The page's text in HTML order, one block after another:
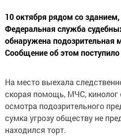
10 октября рядом со
Федеральная служба
обнаружена подозрительная
Сообщение об этом
На место выехала
скорая помощь, МЧС, кинолог
осмотра подозрительного
сумка угрозу обществу не
находился торт.